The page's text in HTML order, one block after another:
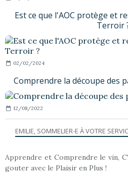
Est ce que l'AOC protège et
Terroir
02/02/2024
Comprendre la découpe des
12/08/2022
EMILIE, SOMMELIER-E À VOTRE
Apprendre et Comprendre le vin,
gouter avec le Plaisir en Plus !